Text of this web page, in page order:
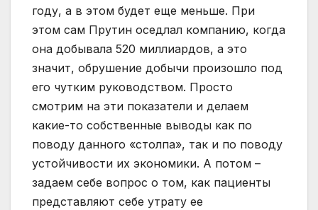
году, а в этом будет еще меньше. При
этом сам Прутин оседлал компанию, когда
она добывала 520 миллиардов, а это
значит, обрушение добычи произошло под
его чутким руководством. Просто
смотрим на эти показатели и делаем
какие-то собственные выводы как по
поводу данного «столпа», так и по поводу
устойчивости их экономики. А потом –
задаем себе вопрос о том, как пациенты
представляют себе утрату ее